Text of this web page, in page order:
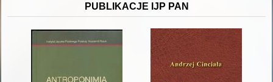
PUBLIKACJE IJP PAN